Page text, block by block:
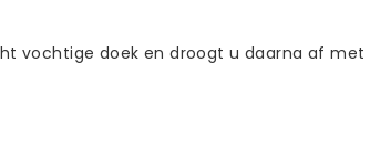
vochtige doek en droogt u daarna af met